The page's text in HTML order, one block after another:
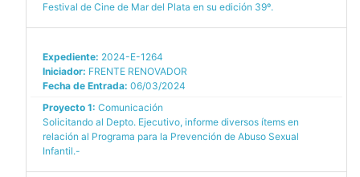
Festival de Cine de Mar del Plata en su edición 39º.
Expediente: 2024-E-1264
Iniciador: FRENTE RENOVADOR
Fecha de Entrada: 06/03/2024
Proyecto 1: Comunicación
Solicitando al Depto. Ejecutivo, informe diversos ítems en
relación al Programa para la Prevención de Abuso Sexual
Infantil.-